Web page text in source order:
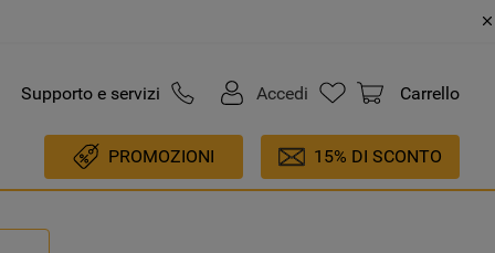
Supporto e servizi Accedi Carrello
PROMOZIONI 15% DI SCONTO